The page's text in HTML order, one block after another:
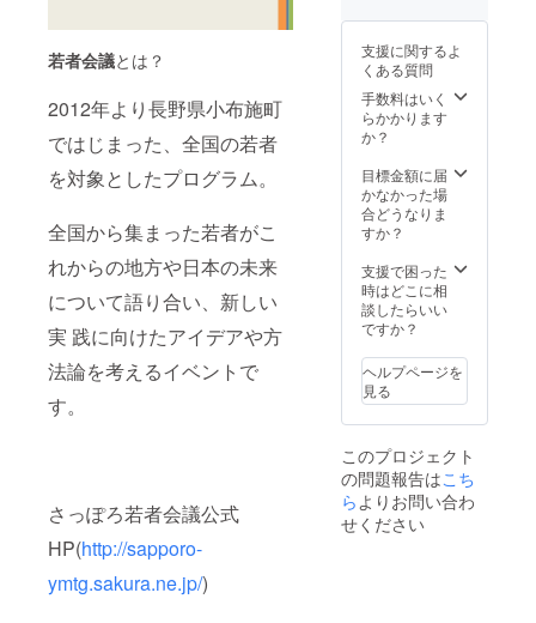
若者会議とは？
2012年より長野県小布施町
ではじまった、全国の若者
を対象としたプログラム。
全国から集まった若者がこ
れからの地方や日本の未来
について語り合い、新しい
実 践に向けたアイデアや方
法論を考えるイベントで
す。
さっぽろ若者会議公式
HP(http://sapporo-
ymtg.sakura.ne.jp/)
支援に関するよ
くある質問
手数料はいく
らかかります
か？
目標金額に届
かなかった場
合どうなりま
すか？
支援で困った
時はどこに相
談したらいい
ですか？
ヘルプページを
見る
このプロジェクト
の問題報告はこち
ら よりお問い合わ
せください